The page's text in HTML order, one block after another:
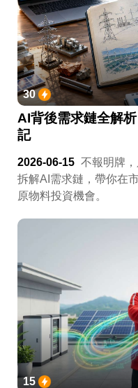
30
AI背後需求鏈全解
記
2026-06-15 不報明牌
拆解AI需求鏈，帶你在
原物料投資機會。
15